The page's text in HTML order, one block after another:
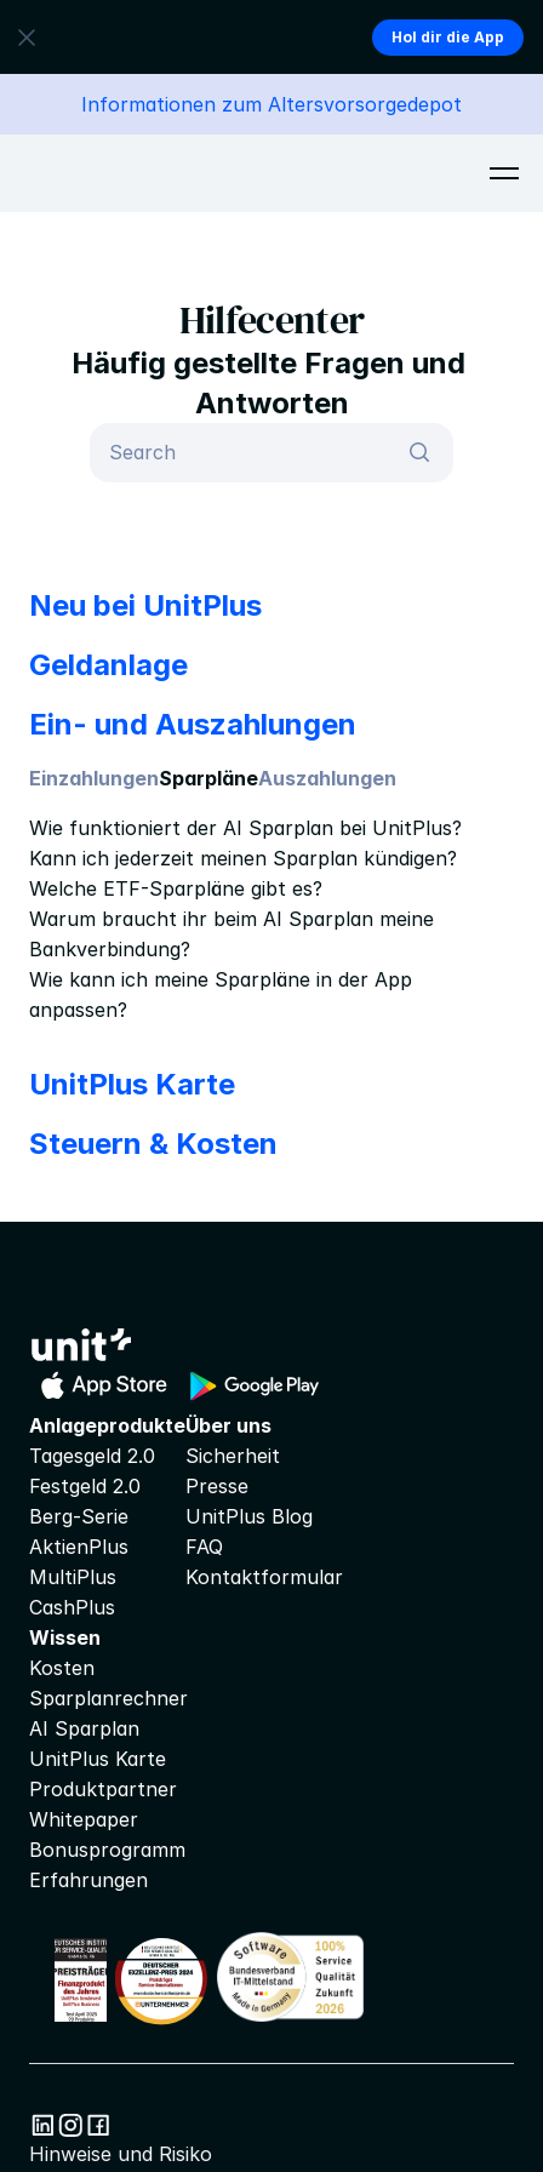
Informationen zum Altersvorsorgedepot
Hilfecenter
Häufig gestellte Fragen und
Antworten
Search
Neu bei UnitPlus
Geldanlage
EinzahlungenSparpläneAuszahlungen
Wie funktioniert der AI Sparplan bei UnitPlus?
Kann ich jederzeit meinen Sparplan kündigen?
Welche ETF-Sparpläne gibt es?
Warum braucht ihr beim AI Sparplan meine
Bankverbindung?
Wie kann ich meine Sparpläne in der App
anpassen?
Ein- und Auszahlungen
UnitPlus Karte
Steuern & Kosten
Anlageprodukte
Tagesgeld 2.0
Festgeld 2.0
Berg-Serie
AktienPlus
MultiPlus
CashPlus
Über uns
Sicherheit
Presse
UnitPlus Blog
FAQ
Kontaktformular
Wissen
Kosten
Sparplanrechner
AI Sparplan
UnitPlus Karte
Produktpartner
Whitepaper
Bonusprogramm
Erfahrungen
Hinweise und Risiko
Hol dir die App